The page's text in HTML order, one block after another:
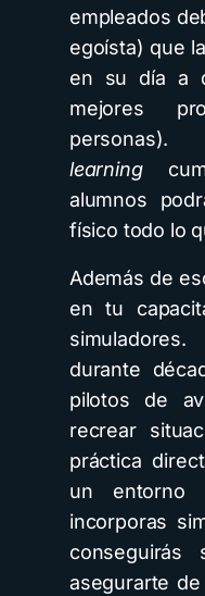
empleados
egoísta) que
en su día a
mejores
learning
alumnos
físico todo lo
Además de
en tu
durante
pilotos de
recrear
práctica
un entorno
incorporas
conseguirás
asegurarte